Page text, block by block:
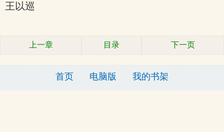
王以巡
上一章 目录 下一页
首页 电脑版 我的书架